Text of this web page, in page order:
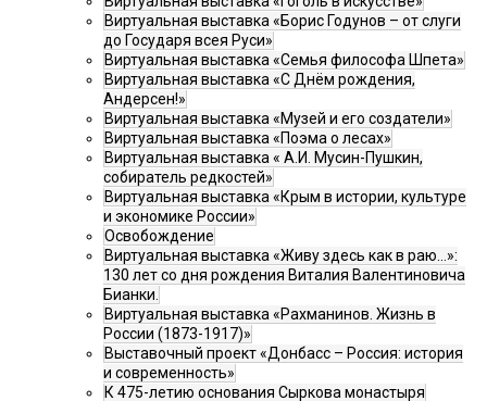
Виртуальная выставка «Борис Годунов – от слуги
до Государя всея Руси»
Виртуальная выставка «Семья философа Шпета»
Виртуальная выставка «С Днём рождения,
Андерсен!»
Виртуальная выставка «Музей и его создатели»
Виртуальная выставка «Поэма о лесах»
Виртуальная выставка « А.И. Мусин-Пушкин,
собиратель редкостей»
Виртуальная выставка «Крым в истории, культуре
и экономике России»
Освобождение
Виртуальная выставка «Живу здесь как в раю…»:
130 лет со дня рождения Виталия Валентиновича
Бианки.
Виртуальная выставка «Рахманинов. Жизнь в
России (1873-1917)»
Выставочный проект «Донбасс – Россия: история
и современность»
К 475-летию основания Сыркова монастыря